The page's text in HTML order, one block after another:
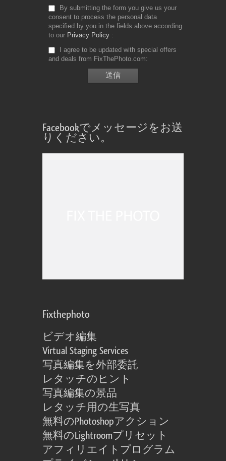
By submitting the form you give us your
consent to process the personal data
specified by you in the fields above according
to our Privacy Policy
I agree to be updated with special offers
and deals from FixThePhoto.com
Facebookでメッセージをお送
りください。
Fixthephoto
ビデオ編集
Virtual Staging Services
写真編集を外部委託
レタッチのヒント
写真編集の景品
レタッチ用の生写真
無料のPhotoshopアクション
無料のLightroomプリセット
アフィリエイトプログラム